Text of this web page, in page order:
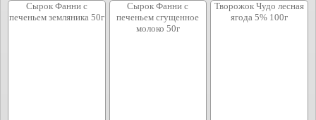
Сырок Фанни с
печеньем земляника 50г
Сырок Фанни с
печеньем сгущенное
молоко 50г
Творожок Чудо лесная
ягода 5% 100г